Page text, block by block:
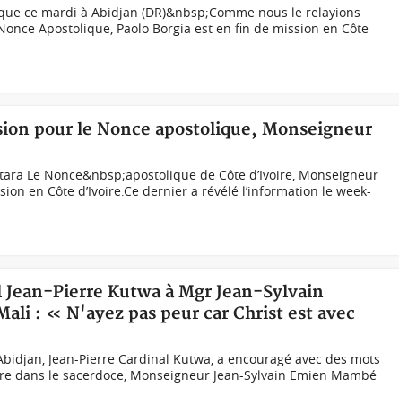
ce mardi à Abidjan (DR)&nbsp;Comme nous le relayions
Apostolique, Paolo Borgia est en fin de mission en Côte
pour le Nonce apostolique, Monseigneur
Le Nonce&nbsp;apostolique de Côte d’Ivoire, Monseigneur
en Côte d’Ivoire.Ce dernier a révélé l’information le week-
Pierre Kutwa à Mgr Jean-Sylvain
: « N'ayez pas peur car Christ est avec
Jean-Pierre Cardinal Kutwa, a encouragé avec des mots
dans le sacerdoce, Monseigneur Jean-Sylvain Emien Mambé